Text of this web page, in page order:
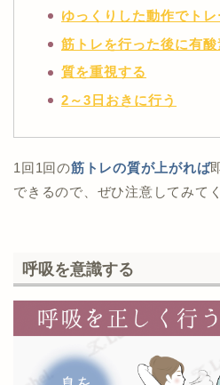
ゆっくりした動作でト
筋トレを行った後に有酸
質を重視する
2～3日おきに行う
1回1回の筋トレの質が上がれば
できるので、ぜひ注意してみて
呼吸を意識する